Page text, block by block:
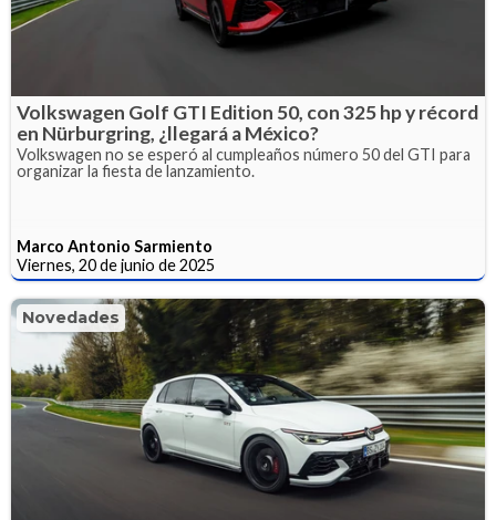
Volkswagen Golf GTI Edition 50, con 325 hp y récord
en Nürburgring, ¿llegará a México?
Volkswagen no se esperó al cumpleaños número 50 del GTI para
organizar la fiesta de lanzamiento.
Marco Antonio Sarmiento
Viernes, 20 de junio de 2025
Novedades